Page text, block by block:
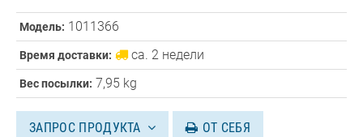
Модель: 1011366
Время доставки: ca. 2 недели
Вес посылки: 7,95 kg
ЗАПРОС ПРОДУКТА ОТ СЕБЯ